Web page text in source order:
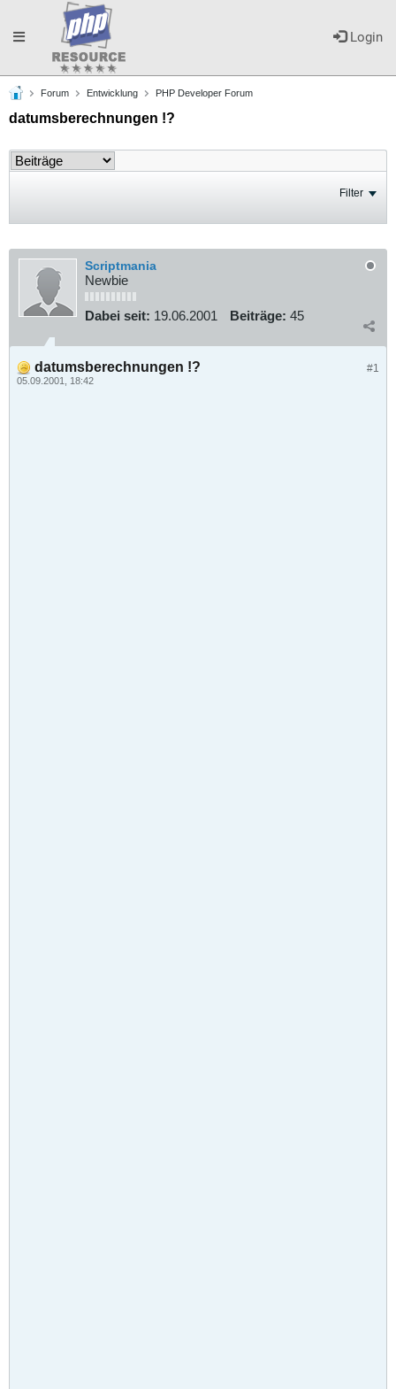
Login
Toggle
navigation
Forum Entwicklung PHP Developer Forum
datumsberechnungen !?
Filter
Scriptmania
Newbie
Dabei seit: 19.06.2001 Beiträge: 45
#1
datumsberechnungen !?
05.09.2001, 18:42